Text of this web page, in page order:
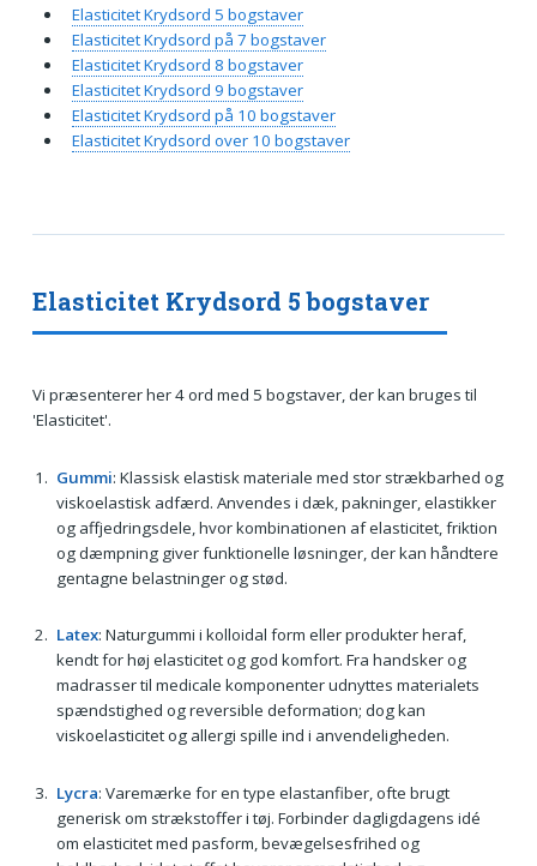
Elasticitet Krydsord 5 bogstaver
Vi præsenterer her 4 ord med 5 bogstaver, der kan bruges til
'Elasticitet'.
Gummi: Klassisk elastisk materiale med stor strækbarhed og
viskoelastisk adfærd. Anvendes i dæk, pakninger, elastikker
og affjedringsdele, hvor kombinationen af elasticitet, friktion
og dæmpning giver funktionelle løsninger, der kan håndtere
gentagne belastninger og stød.
Latex: Naturgummi i kolloidal form eller produkter heraf,
kendt for høj elasticitet og god komfort. Fra handsker og
madrasser til medicale komponenter udnyttes materialets
spændstighed og reversible deformation; dog kan
viskoelasticitet og allergi spille ind i anvendeligheden.
Lycra: Varemærke for en type elastanfiber, ofte brugt
generisk om strækstoffer i tøj. Forbinder dagligdagens idé
om elasticitet med pasform, bevægelsesfrihed og
Elasticitet Krydsord 5 bogstaver
Elasticitet Krydsord på 7 bogstaver
Elasticitet Krydsord 8 bogstaver
Elasticitet Krydsord 9 bogstaver
Elasticitet Krydsord på 10 bogstaver
Elasticitet Krydsord over 10 bogstaver